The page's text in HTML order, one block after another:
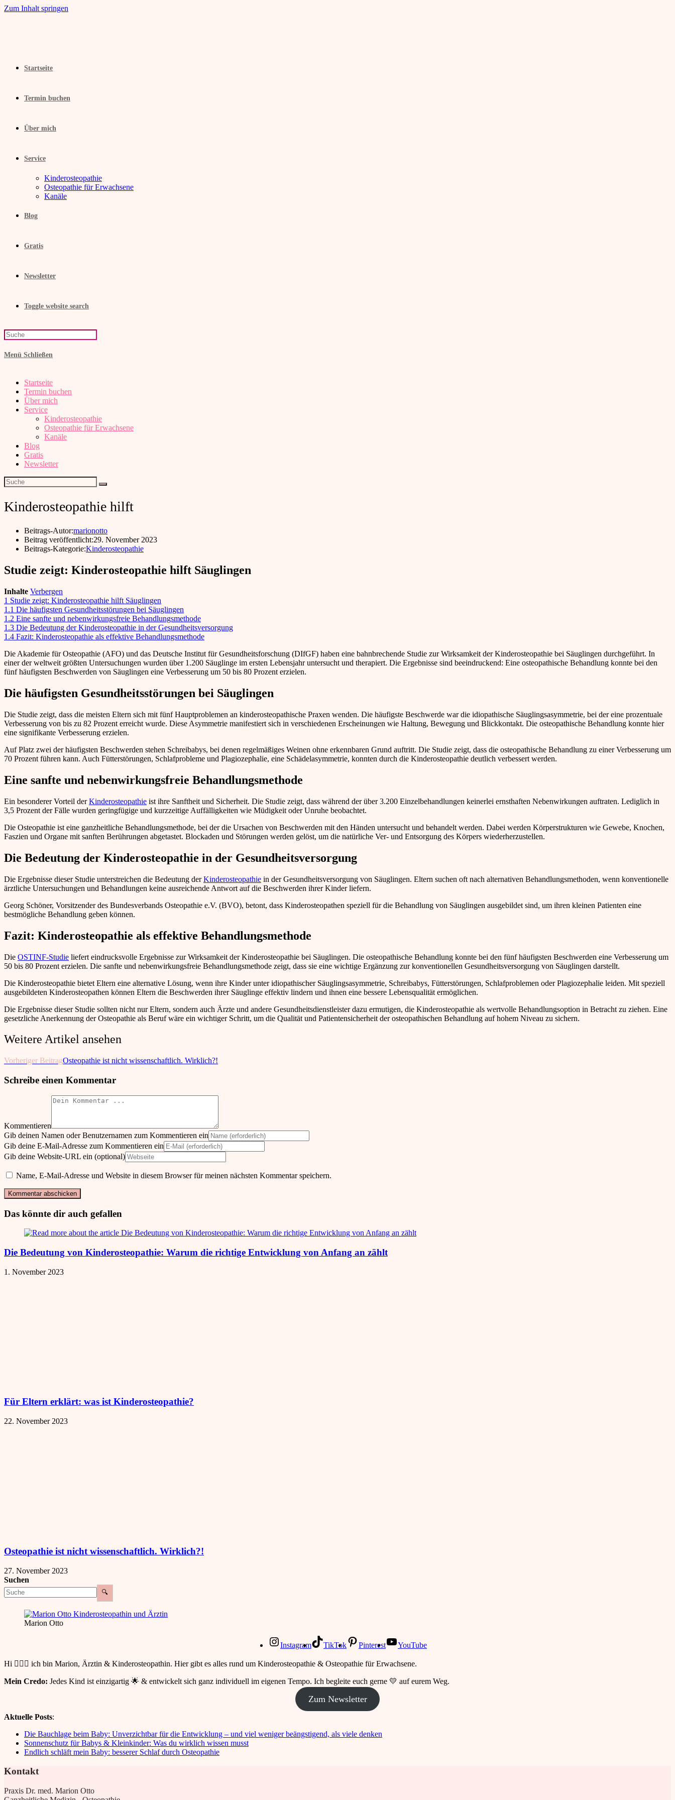
Zum Inhalt springen
Startseite
Termin buchen
Über mich
Service
Kinderosteopathie
Osteopathie für Erwachsene
Kanäle
Blog
Gratis
Newsletter
Toggle website search
Menü Schließen
Startseite
Termin buchen
Über mich
Service
Kinderosteopathie
Osteopathie für Erwachsene
Kanäle
Blog
Gratis
Newsletter
Kinderosteopathie hilft
Beitrags-Autor:marionotto
Beitrag veröffentlicht:29. November 2023
Beitrags-Kategorie:Kinderosteopathie
Studie zeigt: Kinderosteopathie hilft Säuglingen
Inhalte Verbergen
1 Studie zeigt: Kinderosteopathie hilft Säuglingen
1.1 Die häufigsten Gesundheitsstörungen bei Säuglingen
1.2 Eine sanfte und nebenwirkungsfreie Behandlungsmethode
1.3 Die Bedeutung der Kinderosteopathie in der Gesundheitsversorgung
1.4 Fazit: Kinderosteopathie als effektive Behandlungsmethode
Die Akademie für Osteopathie (AFO) und das Deutsche Institut für Gesundheitsforschung (DIfGF) haben eine bahnbrechende Studie zur Wirksamkeit der Kinderosteopathie bei Säuglingen durchgeführt. In
einer der weltweit größten Untersuchungen wurden über 1.200 Säuglinge im ersten Lebensjahr untersucht und therapiert. Die Ergebnisse sind beeindruckend: Eine osteopathische Behandlung konnte bei den
fünf häufigsten Beschwerden von Säuglingen eine Verbesserung um 50 bis 80 Prozent erzielen.
Die häufigsten Gesundheitsstörungen bei Säuglingen
Die Studie zeigt, dass die meisten Eltern sich mit fünf Hauptproblemen an kinderosteopathische Praxen wenden. Die häufigste Beschwerde war die idiopathische Säuglingsasymmetrie, bei der eine prozentuale
Verbesserung von bis zu 82 Prozent erreicht wurde. Diese Asymmetrie manifestiert sich in verschiedenen Erscheinungen wie Haltung, Bewegung und Blickkontakt. Die osteopathische Behandlung konnte hier
eine signifikante Verbesserung erzielen.
Auf Platz zwei der häufigsten Beschwerden stehen Schreibabys, bei denen regelmäßiges Weinen ohne erkennbaren Grund auftritt. Die Studie zeigt, dass die osteopathische Behandlung zu einer Verbesserung um
70 Prozent führen kann. Auch Fütterstörungen, Schlafprobleme und Plagiozephalie, eine Schädelasymmetrie, konnten durch die Kinderosteopathie deutlich verbessert werden.
Eine sanfte und nebenwirkungsfreie Behandlungsmethode
Ein besonderer Vorteil derKinderosteopathie ist ihre Sanftheit und Sicherheit. Die Studie zeigt, dass während der über 3.200 Einzelbehandlungen keinerlei ernsthaften Nebenwirkungen auftraten. Lediglich in
3,5 Prozent der Fälle wurden geringfügige und kurzzeitige Auffälligkeiten wie Müdigkeit oder Unruhe beobachtet.
Die Osteopathie ist eine ganzheitliche Behandlungsmethode, bei der die Ursachen von Beschwerden mit den Händen untersucht und behandelt werden. Dabei werden Körperstrukturen wie Gewebe, Knochen,
Faszien und Organe mit sanften Berührungen abgetastet. Blockaden und Störungen werden gelöst, um die natürliche Ver- und Entsorgung des Körpers wiederherzustellen.
Die Bedeutung der Kinderosteopathie in der Gesundheitsversorgung
Die Ergebnisse dieser Studie unterstreichen die Bedeutung derKinderosteopathie in der Gesundheitsversorgung von Säuglingen. Eltern suchen oft nach alternativen Behandlungsmethoden, wenn konventionelle
ärztliche Untersuchungen und Behandlungen keine ausreichende Antwort auf die Beschwerden ihrer Kinder liefern.
Georg Schöner, Vorsitzender des Bundesverbands Osteopathie e.V. (BVO), betont, dass Kinderosteopathen speziell für die Behandlung von Säuglingen ausgebildet sind, um ihren kleinen Patienten eine
bestmögliche Behandlung geben können.
Fazit: Kinderosteopathie als effektive Behandlungsmethode
Die OSTINF-Studie liefert eindrucksvolle Ergebnisse zur Wirksamkeit der Kinderosteopathie bei Säuglingen. Die osteopathische Behandlung konnte bei den fünf häufigsten Beschwerden eine Verbesserung um
50 bis 80 Prozent erzielen. Die sanfte und nebenwirkungsfreie Behandlungsmethode zeigt, dass sie eine wichtige Ergänzung zur konventionellen Gesundheitsversorgung von Säuglingen darstellt.
Die Kinderosteopathie bietet Eltern eine alternative Lösung, wenn ihre Kinder unter idiopathischer Säuglingsasymmetrie, Schreibabys, Fütterstörungen, Schlafproblemen oder Plagiozephalie leiden. Mit speziell
ausgebildeten Kinderosteopathen können Eltern die Beschwerden ihrer Säuglinge effektiv lindern und ihnen eine bessere Lebensqualität ermöglichen.
Die Ergebnisse dieser Studie sollten nicht nur Eltern, sondern auch Ärzte und andere Gesundheitsdienstleister dazu ermutigen, die Kinderosteopathie als wertvolle Behandlungsoption in Betracht zu ziehen. Eine
gesetzliche Anerkennung der Osteopathie als Beruf wäre ein wichtiger Schritt, um die Qualität und Patientensicherheit der osteopathischen Behandlung auf hohem Niveau zu sichern.
Weitere Artikel ansehen
Vorheriger BeitragOsteopathie ist nicht wissenschaftlich. Wirklich?!
Schreibe einen Kommentar
Kommentieren
Gib deinen Namen oder Benutzernamen zum Kommentieren ein
Gib deine E-Mail-Adresse zum Kommentieren ein
Gib deine Website-URL ein (optional)
Name, E-Mail-Adresse und Website in diesem Browser für meinen nächsten Kommentar speichern.
Das könnte dir auch gefallen
Die Bedeutung von Kinderosteopathie: Warum die richtige Entwicklung von Anfang an zählt
1. November 2023
Für Eltern erklärt: was ist Kinderosteopathie?
22. November 2023
Osteopathie ist nicht wissenschaftlich. Wirklich?!
27. November 2023
Suchen
🔍
Marion Otto
Instagram TikTok Pinterest YouTube
Hi 🙋🏻‍♀️ ich bin Marion, Ärztin & Kinderosteopathin. Hier gibt es alles rund um Kinderosteopathie & Osteopathie für Erwachsene.
Mein Credo: Jedes Kind ist einzigartig 🌟 & entwickelt sich ganz individuell im eigenen Tempo. Ich begleite euch gerne 💛 auf eurem Weg.
Zum Newsletter
Aktuelle Posts:
Die Bauchlage beim Baby: Unverzichtbar für die Entwicklung – und viel weniger beängstigend, als viele denken
Sonnenschutz für Babys & Kleinkinder: Was du wirklich wissen musst
Endlich schläft mein Baby: besserer Schlaf durch Osteopathie
Kontakt
Praxis Dr. med. Marion Otto